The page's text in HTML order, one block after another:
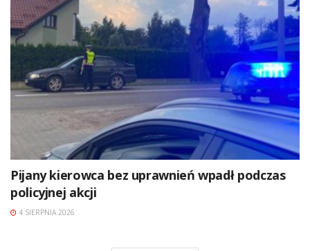
Pijany kierowca bez uprawnień wpadł podczas
policyjnej akcji
4 SIERPNIA 2026